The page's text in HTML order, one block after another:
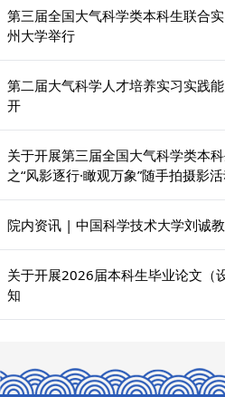
第三届全国大气科学类本科生联合
州大学举行
第二届大气科学人才培养实习实践
开
关于开展第三届全国大气科学类本
之“风影逐行·瞰观万象”随手拍摄影
院内资讯 | 中国科学技术大学刘诚
关于开展2026届本科生毕业论文（
知